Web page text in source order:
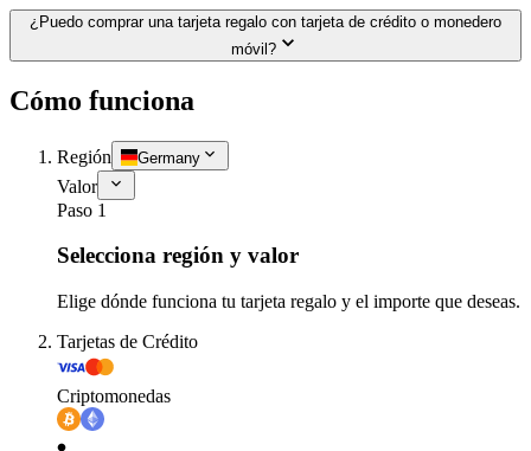
¿Puedo comprar una tarjeta regalo con tarjeta de crédito o monedero
móvil?
Cómo funciona
Región Germany
Valor
Paso 1
Selecciona región y valor
Elige dónde funciona tu tarjeta regalo y el importe que deseas.
Tarjetas de Crédito
Criptomonedas